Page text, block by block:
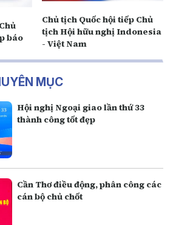
báo
Chủ tịch Quốc hội tiếp Chủ
tịch Hội hữu nghị Indonesia
- Việt Nam
MỤC
Hội nghị Ngoại giao lần thứ 33
thành công tốt đẹp
Cần Thơ điều động, phân công các
cán bộ chủ chốt